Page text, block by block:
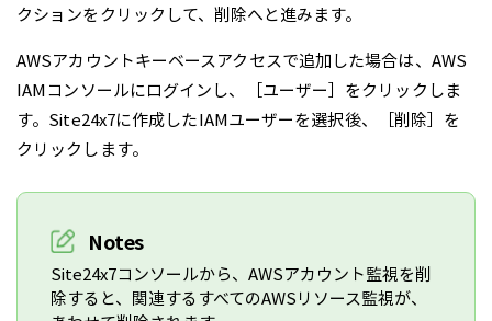
クションをクリックして、削除へと進みます。
AWSアカウントキーベースアクセスで追加した場合は、AWS
IAMコンソールにログインし、［ユーザー］をクリックしま
す。Site24x7に作成したIAMユーザーを選択後、［削除］を
クリックします。
Notes
Site24x7コンソールから、AWSアカウント監視を削
除すると、関連するすべてのAWSリソース監視が、